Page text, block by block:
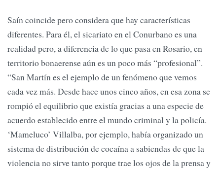
Saín coincide pero considera que hay características
diferentes. Para él, el sicariato en el Conurbano es una
realidad pero, a diferencia de lo que pasa en Rosario, en
territorio bonaerense aún es un poco más “profesional”.
“San Martín es el ejemplo de un fenómeno que vemos
cada vez más. Desde hace unos cinco años, en esa zona se
rompió el equilibrio que existía gracias a una especie de
acuerdo establecido entre el mundo criminal y la policía.
‘Mameluco’ Villalba, por ejemplo, había organizado un
sistema de distribución de cocaína a sabiendas de que la
violencia no sirve tanto porque trae los ojos de la prensa y